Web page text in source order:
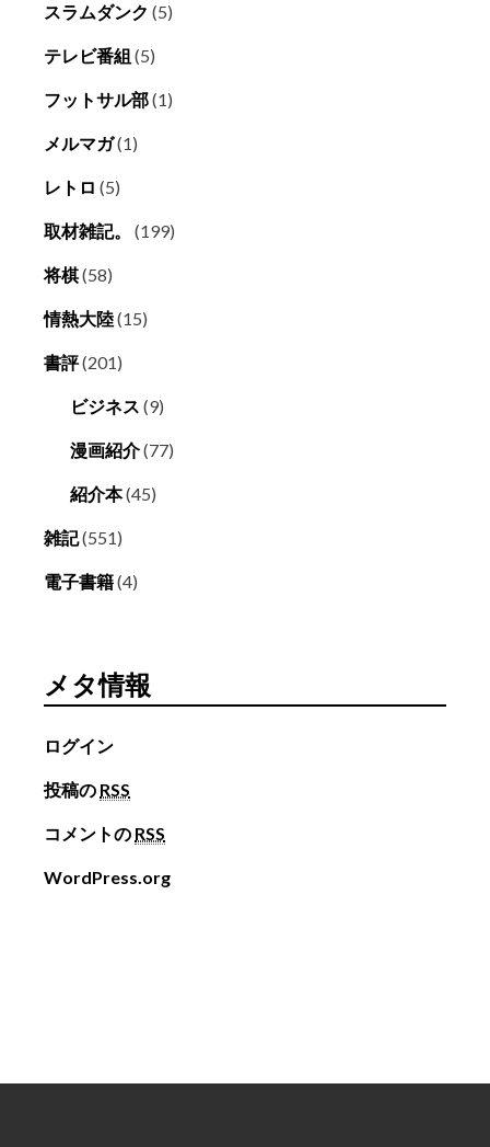
スラムダンク (5)
テレビ番組 (5)
フットサル部(1)
メルマガ(1)
レトロ (5)
取材雑記。 (199)
将棋(58)
情熱大陸(15)
書評(201)
ビジネス (9)
漫画紹介(77)
紹介本(45)
雑記(551)
電子書籍(4)
メタ情報
ログイン
投稿の RSS
コメントの RSS
WordPress.org